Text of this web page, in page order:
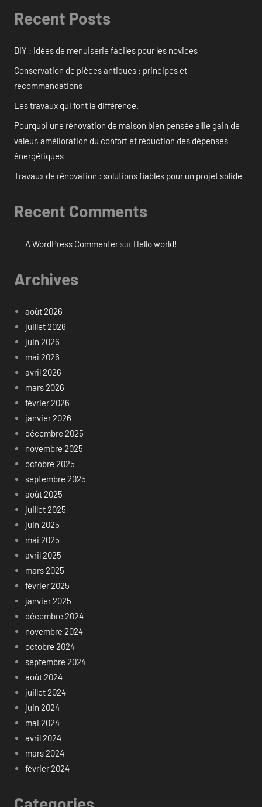
Recent Posts
DIY : Idées de menuiserie faciles pour les novices
Conservation de pièces antiques : principes et
recommandations
Les travaux qui font la différence.
Pourquoi une rénovation de maison bien pensée allie gain de
valeur, amélioration du confort et réduction des dépenses
énergétiques
Travaux de rénovation : solutions fiables pour un projet solide
Recent Comments
A WordPress Commentersur Hello world!
Archives
août 2026
juillet 2026
juin 2026
mai 2026
avril 2026
mars 2026
février 2026
janvier 2026
décembre 2025
novembre 2025
octobre 2025
septembre 2025
août 2025
juillet 2025
juin 2025
mai 2025
avril 2025
mars 2025
février 2025
janvier 2025
décembre 2024
novembre 2024
octobre 2024
septembre 2024
août 2024
juillet 2024
juin 2024
mai 2024
avril 2024
mars 2024
février 2024